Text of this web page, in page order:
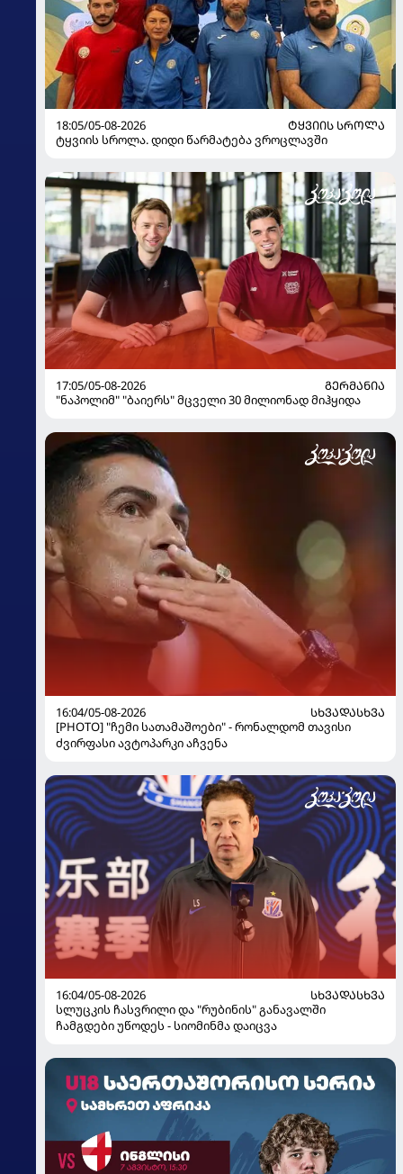
18:05/05-08-2026
ᲢᲧᲕᲘᲘᲡ ᲡᲠᲝᲚᲐ
ტყვიის სროლა. დიდი წარმატება ვროცლავში
17:05/05-08-2026
ᲒᲔᲠᲛᲐᲜᲘᲐ
"ნაპოლიმ" "ბაიერს" მცველი 30 მილიონად მიჰყიდა
16:04/05-08-2026
ᲡᲮᲕᲐᲓᲐᲡᲮᲕᲐ
[PHOTO] "ჩემი სათამაშოები" - რონალდომ თავისი
ძვირფასი ავტოპარკი აჩვენა
16:04/05-08-2026
ᲡᲮᲕᲐᲓᲐᲡᲮᲕᲐ
სლუცკის ჩასვრილი და "რუბინის" განავალში
ჩამგდები უწოდეს - სიომინმა დაიცვა